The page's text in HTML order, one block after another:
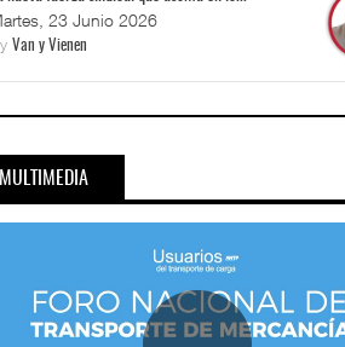
23 Junio 2026
Van y Vienen
MULTIMEDIA